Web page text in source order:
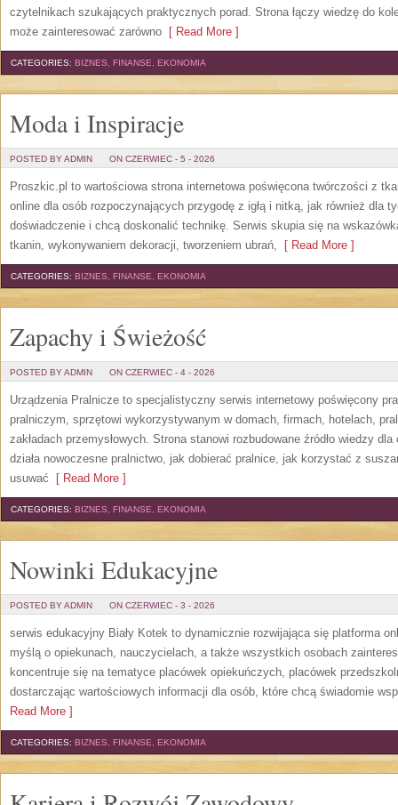
czytelnikach szukających praktycznych porad. Strona łączy wiedzę do
może zainteresować zarówno [ Read More ]
CATEGORIES: BIZNES, FINANSE, EKONOMIA
Moda i Inspiracje
POSTED BY ADMIN ON CZERWIEC - 5 - 2026
Proszkic.pl to wartościowa strona internetowa poświęcona twórczości z
online dla osób rozpoczynających przygodę z igłą i nitką, jak również dla
doświadczenie i chcą doskonalić technikę. Serwis skupia się na
tkanin, wykonywaniem dekoracji, tworzeniem ubrań, [ Read More ]
CATEGORIES: BIZNES, FINANSE, EKONOMIA
Zapachy i Świeżość
POSTED BY ADMIN ON CZERWIEC - 4 - 2026
Urządzenia Pralnicze to specjalistyczny serwis internetowy poświęcony
pralniczym, sprzętowi wykorzystywanym w domach, firmach, hotelach,
zakładach przemysłowych. Strona stanowi rozbudowane źródło wiedzy
działa nowoczesne pralnictwo, jak dobierać pralnice, jak korzystać z
usuwać [ Read More ]
CATEGORIES: BIZNES, FINANSE, EKONOMIA
Nowinki Edukacyjne
POSTED BY ADMIN ON CZERWIEC - 3 - 2026
serwis edukacyjny Biały Kotek to dynamicznie rozwijająca się platforma
myślą o opiekunach, nauczycielach, a także wszystkich osobach
koncentruje się na tematyce placówek opiekuńczych, placówek
dostarczając wartościowych informacji dla osób, które chcą świadomie
Read More ]
CATEGORIES: BIZNES, FINANSE, EKONOMIA